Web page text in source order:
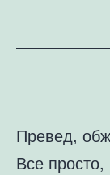
Превед,
Все